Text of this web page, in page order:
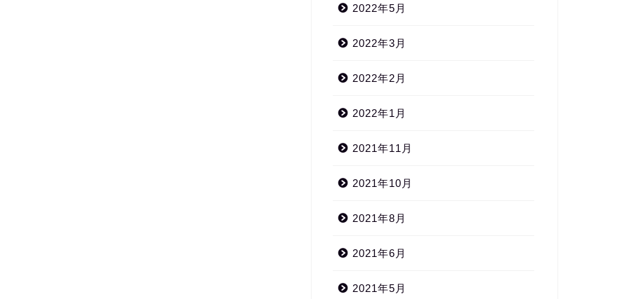
2022年5月
2022年3月
2022年2月
2022年1月
2021年11月
2021年10月
2021年8月
2021年6月
2021年5月